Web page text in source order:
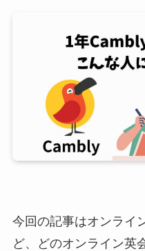
今回の記事はオンライ
ど、どのオンライン英